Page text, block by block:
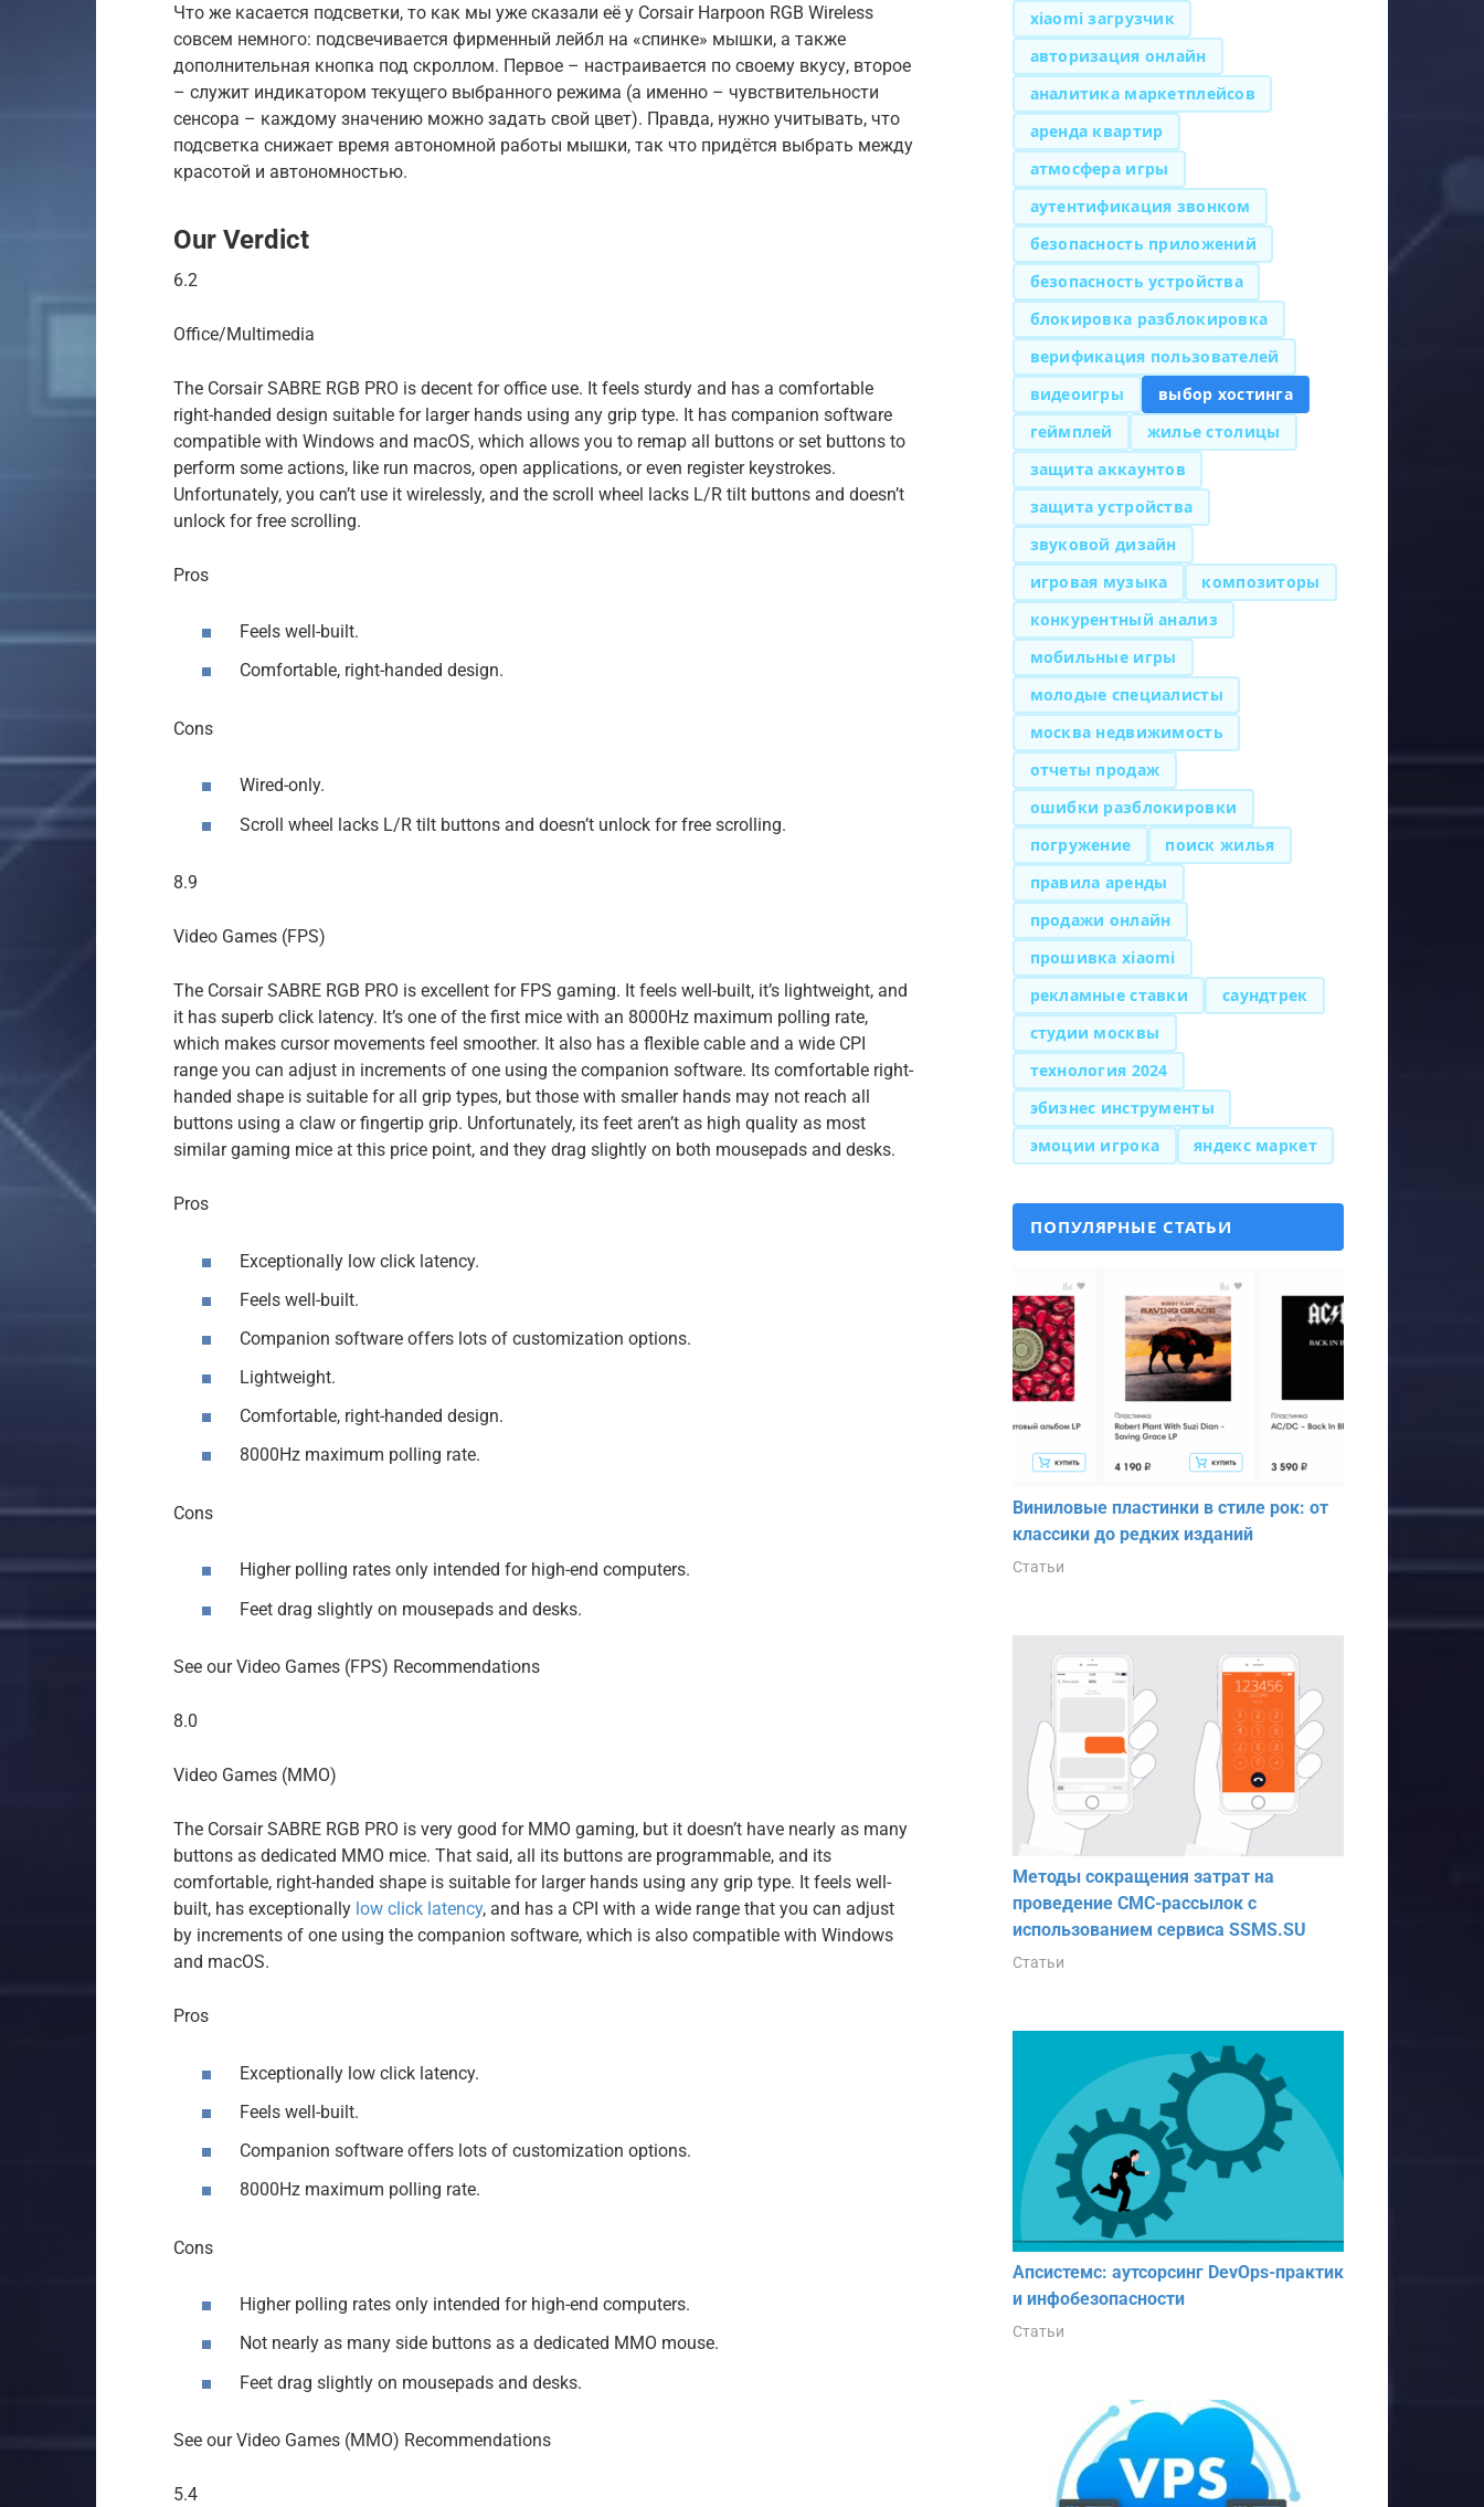
Что же касается подсветки, то как мы уже сказали её у Corsair Harpoon RGB Wireless
совсем немного: подсвечивается фирменный лейбл на «спинке» мышки, а также
дополнительная кнопка под скроллом. Первое – настраивается по своему вкусу, второе
– служит индикатором текущего выбранного режима (а именно – чувствительности
сенсора – каждому значению можно задать свой цвет). Правда, нужно учитывать, что
подсветка снижает время автономной работы мышки, так что придётся выбрать между
красотой и автономностью.
Our Verdict
6.2
Office/Multimedia
The Corsair SABRE RGB PRO is decent for office use. It feels sturdy and has a comfortable
right-handed design suitable for larger hands using any grip type. It has companion software
compatible with Windows and macOS, which allows you to remap all buttons or set buttons to
perform some actions, like run macros, open applications, or even register keystrokes.
Unfortunately, you can’t use it wirelessly, and the scroll wheel lacks L/R tilt buttons and doesn’t
unlock for free scrolling.
Pros
Feels well-built.
Comfortable, right-handed design.
Cons
Wired-only.
Scroll wheel lacks L/R tilt buttons and doesn’t unlock for free scrolling.
8.9
Video Games (FPS)
The Corsair SABRE RGB PRO is excellent for FPS gaming. It feels well-built, it’s lightweight, and
it has superb click latency. It’s one of the first mice with an 8000Hz maximum polling rate,
which makes cursor movements feel smoother. It also has a flexible cable and a wide CPI
range you can adjust in increments of one using the companion software. Its comfortable right-
handed shape is suitable for all grip types, but those with smaller hands may not reach all
buttons using a claw or fingertip grip. Unfortunately, its feet aren’t as high quality as most
similar gaming mice at this price point, and they drag slightly on both mousepads and desks.
Pros
Exceptionally low click latency.
Feels well-built.
Companion software offers lots of customization options.
Lightweight.
Comfortable, right-handed design.
8000Hz maximum polling rate.
Cons
Higher polling rates only intended for high-end computers.
Feet drag slightly on mousepads and desks.
See our Video Games (FPS) Recommendations
8.0
Video Games (MMO)
The Corsair SABRE RGB PRO is very good for MMO gaming, but it doesn’t have nearly as many
buttons as dedicated MMO mice. That said, all its buttons are programmable, and its
comfortable, right-handed shape is suitable for larger hands using any grip type. It feels well-
built, has exceptionally low click latency, and has a CPI with a wide range that you can adjust
by increments of one using the companion software, which is also compatible with Windows
and macOS.
Pros
Exceptionally low click latency.
Feels well-built.
Companion software offers lots of customization options.
8000Hz maximum polling rate.
Cons
Higher polling rates only intended for high-end computers.
Not nearly as many side buttons as a dedicated MMO mouse.
Feet drag slightly on mousepads and desks.
See our Video Games (MMO) Recommendations
5.4
xiaomi загрузчик
авторизация онлайн
аналитика маркетплейсов
аренда квартир
атмосфера игры
аутентификация звонком
безопасность приложений
безопасность устройства
блокировка разблокировка
верификация пользователей
видеоигры
выбор хостинга
геймплей
жилье столицы
защита аккаунтов
защита устройства
звуковой дизайн
игровая музыка
композиторы
конкурентный анализ
мобильные игры
молодые специалисты
москва недвижимость
отчеты продаж
ошибки разблокировки
погружение
поиск жилья
правила аренды
продажи онлайн
прошивка xiaomi
рекламные ставки
саундтрек
студии москвы
технология 2024
эбизнес инструменты
эмоции игрока
яндекс маркет
ПОПУЛЯРНЫЕ СТАТЬИ
Виниловые пластинки в стиле рок: от
классики до редких изданий
Статьи
Методы сокращения затрат на
проведение СМС-рассылок с
использованием сервиса SSMS.SU
Статьи
Апсистемс: аутсорсинг DevOps-практик
и инфобезопасности
Статьи